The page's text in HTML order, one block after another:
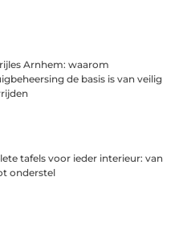
Arnhem: waarom
de basis is van veilig
tafels voor ieder interieur: van
onderstel